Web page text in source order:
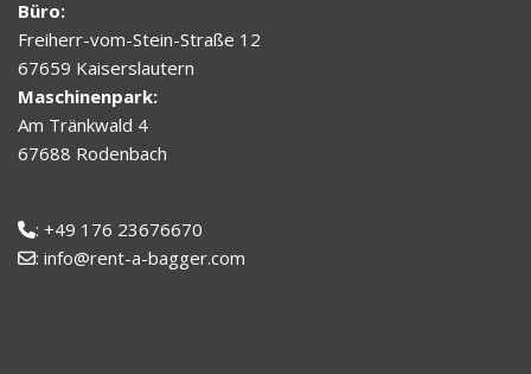
Büro:
Freiherr-vom-Stein-Straße 12
67659 Kaiserslautern
Maschinenpark:
Am Tränkwald 4
67688 Rodenbach
: +49 176 23676670
: info@rent-a-bagger.com